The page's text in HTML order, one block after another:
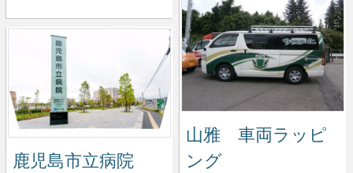
山雅 車両ラッピ
ング
鹿児島市立病院